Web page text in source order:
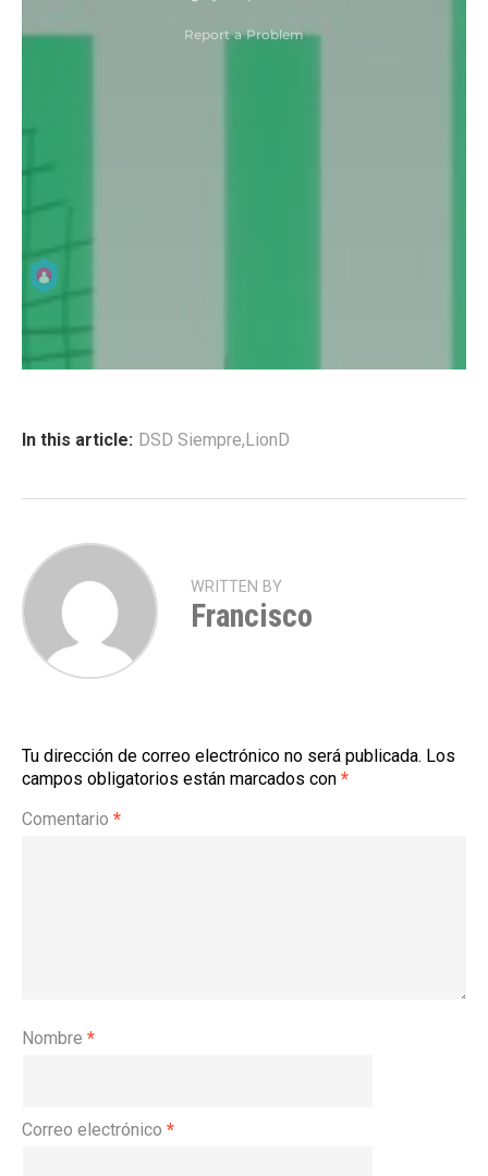
In this article: DSD Siempre,LionD
WRITTEN BY
Francisco
Tu dirección de correo electrónico no será publicada. Los
campos obligatorios están marcados con *
Comentario *
Nombre *
Correo electrónico *